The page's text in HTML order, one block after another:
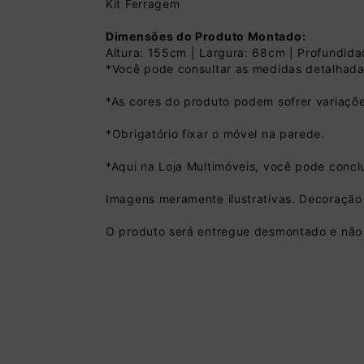
Pix
(10 % de desconto)
Kit Ferragem
Dimensões do Produto Montado:
Altura: 155cm | Largura: 68cm |
*Você pode consultar as medidas
*As cores do produto podem sofrer
*Obrigatório fixar o móvel na parede.
*Aqui na Loja Multimóveis, você pode
Imagens meramente ilustrativas.
O produto será entregue desmontado e